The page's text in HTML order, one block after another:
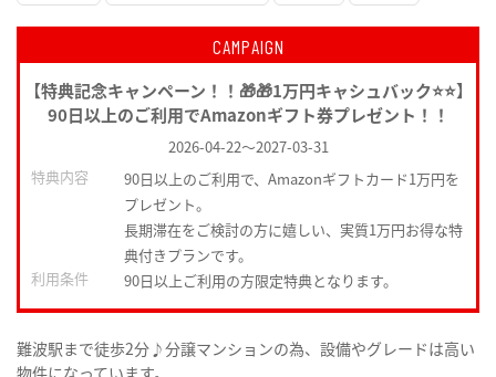
CAMPAIGN
【特典記念キャンペーン！！🎁🎁1万円キャシュバック⭐⭐】
90日以上のご利用でAmazonギフト券プレゼント！！
2026-04-22～2027-03-31
特典内容
90日以上のご利用で、Amazonギフトカード1万円を
プレゼント。
長期滞在をご検討の方に嬉しい、実質1万円お得な特
典付きプランです。
利用条件
90日以上ご利用の方限定特典となります。
難波駅まで徒歩2分♪分譲マンションの為、設備やグレードは高い
物件になっています。